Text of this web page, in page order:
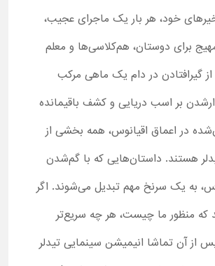
خود، هر بار یک ماجرای عجیب،
برای دوستان، هم‌کلاسی‌ها و معلم
گیرافتادن در دام یک ماهی مرکب
بر اسب دریایی و کشف باقیمانده
در اعماق اقیانوس، همه بخشی از
هستند. داستان‌هایی که با گم‌شدن
به یک سرنخ مهم تبدیل می‌شوند. اگر
که منظور ما چیست، هر چه سریع‌تر
پس از آن تماشا انیمیشن سینمایی تیدلر